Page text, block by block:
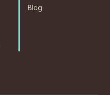
Blog